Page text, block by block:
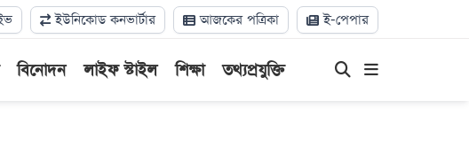
ইউনিকোড কনভার্টার আজকের পত্রিকা ই-পেপার
বিনোদন লাইফ স্টাইল শিক্ষা তথ্যপ্রযুক্তি